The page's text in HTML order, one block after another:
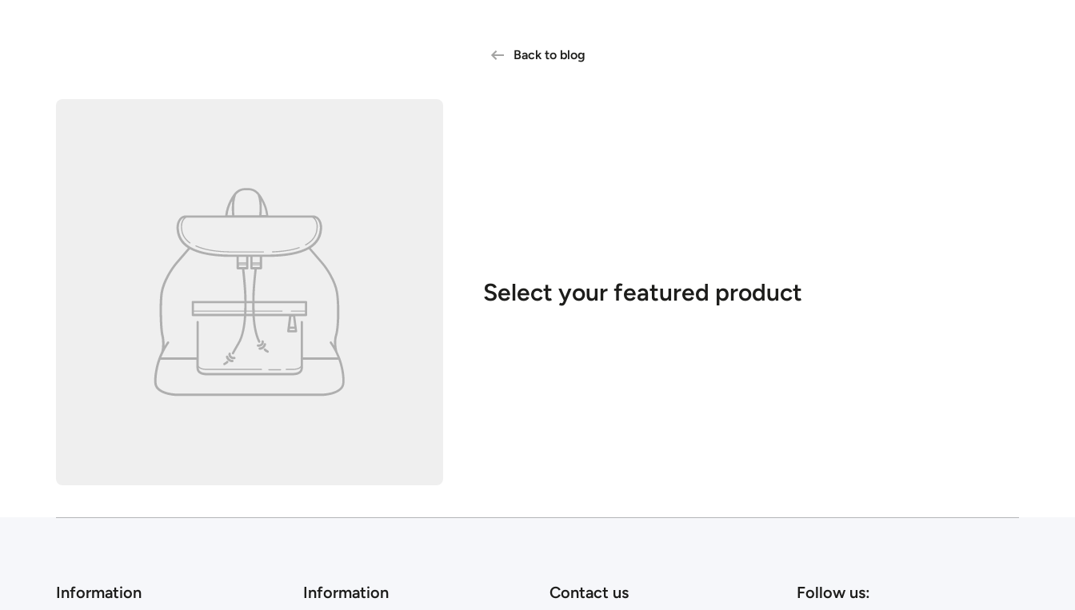
Back to blog
Select your featured product
Information Information Contact us Follow us: